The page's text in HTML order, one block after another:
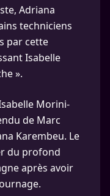
Adriana
techniciens
par cette
Isabelle
».
Morini-
de Marc
Karembeu. Le
du profond
après avoir